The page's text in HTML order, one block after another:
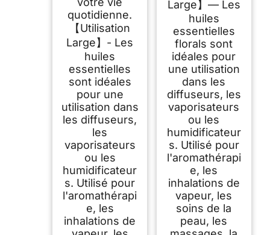
quotidienne.
【Utilisation
Large】- Les
huiles
essentielles
sont idéales
pour une
utilisation dans
les diffuseurs,
les
vaporisateurs
ou les
humidificateur
s. Utilisé pour
l'aromathérapi
e, les
inhalations de
Large】— Les
huiles
essentielles
florals sont
idéales pour
une utilisation
dans les
diffuseurs, les
vaporisateurs
ou les
humidificateur
s. Utilisé pour
l'aromathérapi
e, les
inhalations de
vapeur, les
soins de la
peau, les